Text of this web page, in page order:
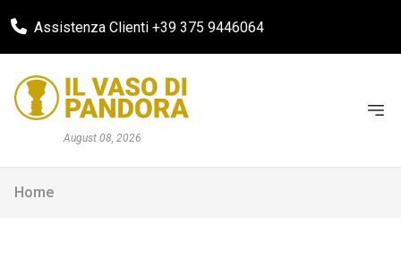
Assistenza Clienti +39 375 9446064
August 08, 2026
Home